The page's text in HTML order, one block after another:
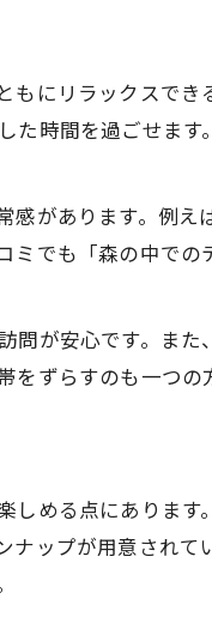
ー店舗の選び方
すめポイントまとめ
ごし方
紅茶のバリエーション
の選び方
ティーのポイント
ティー７杯の楽しみ
トレンドをチェック
にリラックスでき
時間を過ごせま
があります。例え
でも「森の中での
が安心です。ま
ずらすのも一つの
める点にありま
ップが用意され
ださい
ださい